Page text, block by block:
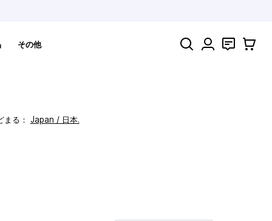
その他 検索 お問い合
カート
る： Japan / 日本.